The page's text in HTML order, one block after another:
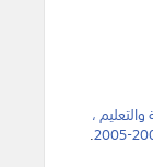
والتعليم ،
.